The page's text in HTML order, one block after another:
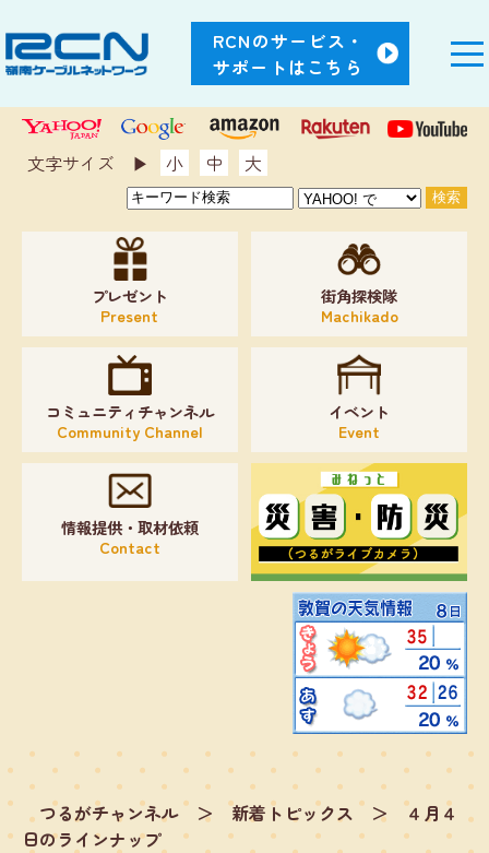
RCNのサービス・
サポートはこちら
文字サイズ ▶︎ 小 中 大
プレゼント
Present
街角探検隊
Machikado
コミュニティチャンネル
Community Channel
イベント
Event
情報提供・取材依頼
Contact
つるがチャンネル ＞ 新着トピックス ＞
４月４
日のラインナップ